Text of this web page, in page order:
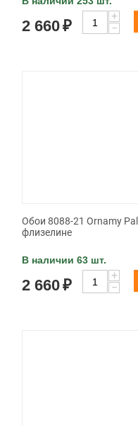
2 660₽
+
−
Обои 8088-21 Ornamy
флизелине
В наличии 63 шт.
2 660₽
+
−